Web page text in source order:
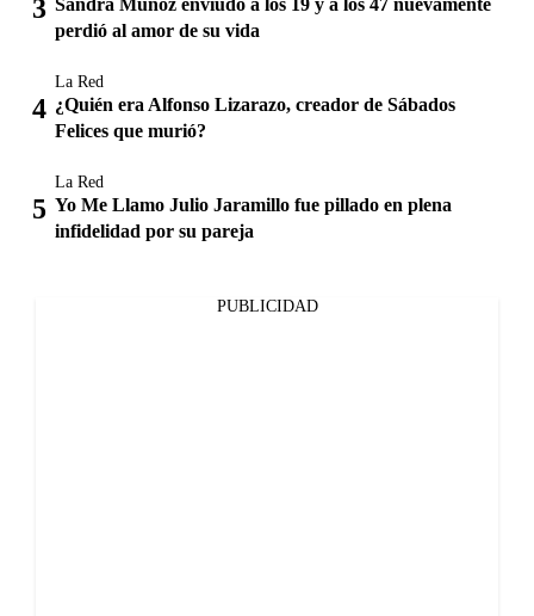
Sandra Muñoz enviudó a los 19 y a los 47 nuevamente
perdió al amor de su vida
La Red
¿Quién era Alfonso Lizarazo, creador de Sábados
Felices que murió?
La Red
Yo Me Llamo Julio Jaramillo fue pillado en plena
infidelidad por su pareja
PUBLICIDAD